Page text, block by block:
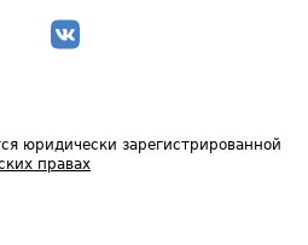
юридически зарегистрированной
правах